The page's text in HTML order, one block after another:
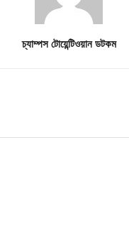
চ্যাম্পস টোয়েন্টিওয়ান ডটকম